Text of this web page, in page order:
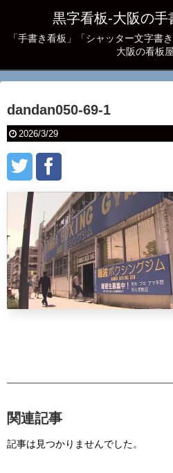
黒字看板‐大阪の手
「手書き看板」「シャッター文字書
大阪の看板
dandan050-69-1
2026/3/29
関連記事
記事は見つかりませんでした。